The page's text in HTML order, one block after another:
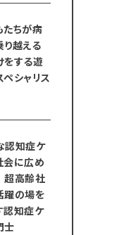
たちが病
越える
をする遊
シャリス
認知症ケ
会に広め
高齢社
躍の場を
認知症ケ
士